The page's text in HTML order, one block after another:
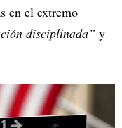
en el extremo
disciplinada” y